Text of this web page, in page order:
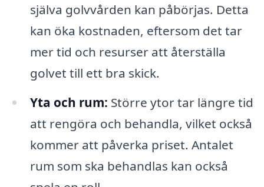
själva golvvården kan påbörjas. Detta
kan öka kostnaden, eftersom det tar
mer tid och resurser att återställa
golvet till ett bra skick.
Yta och rum: Större ytor tar längre tid
att rengöra och behandla, vilket också
kommer att påverka priset. Antalet
rum som ska behandlas kan också